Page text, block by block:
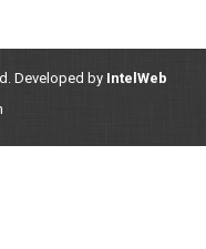
Developed by IntelWeb